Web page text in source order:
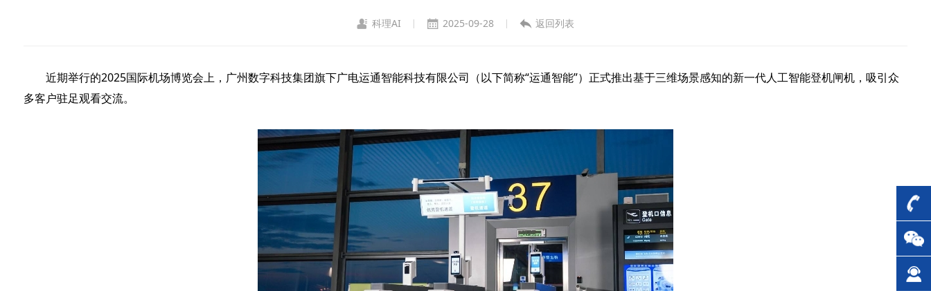
科理AI | 2025-09-28 | 返回列表
近期举行的2025国际机场博览会上，广州数字科技集团旗下广电运通智能科技有限公司（以下简称“运通智能”）正式推出基于三维场景感知的新一代人工智能登机闸机，吸引众
多客户驻足观看交流。